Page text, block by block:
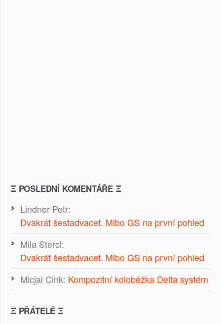
Ξ POSLEDNÍ KOMENTÁŘE Ξ
Lindner Petr:
Dvakrát šestadvacet. Mibo GS na první pohled
Mila Stercl:
Dvakrát šestadvacet. Mibo GS na první pohled
Micjal Cink: Kompozitní koloběžka Delta systém
Ξ PŘÁTELÉ Ξ